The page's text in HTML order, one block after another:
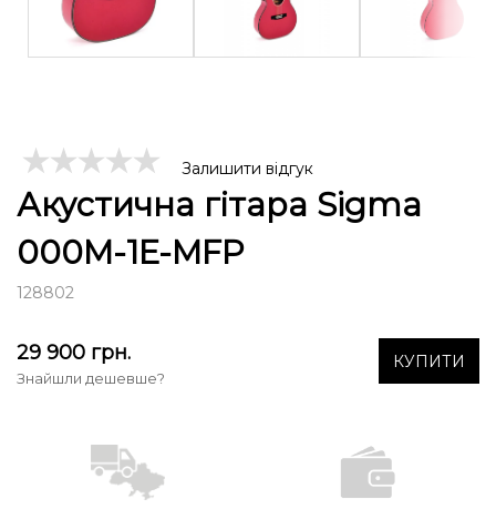
Залишити відгук
Акустична гітара Sigma
000M-1E-MFP
128802
29 900 грн.
Знайшли дешевше?
КУПИТИ